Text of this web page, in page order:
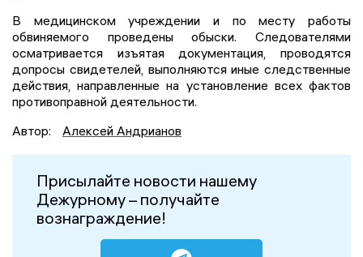
В медицинском учреждении и по месту работы
обвиняемого проведены обыски. Следователями
осматривается изъятая документация, проводятся
допросы свидетелей, выполняются иные следственные
действия, направленные на установление всех фактов
противоправной деятельности.
Автор:
Алексей Андрианов
Присылайте новости нашему
Дежурному – получайте
вознаграждение!